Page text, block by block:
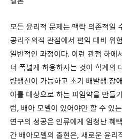
모든 윤리적 문제는 맥락 의존적일
공리주의적 관점에서 편익 대비 위
일반적인 과정이다. 이런 관점 하에
더 폭넓게 허용하자는 것이 학계의
량생산이 가능하고 초기 배발생 장
아를 대상으로 하는 피임약을 만들
럼, 배아 모델이 있어야만 할 수 있
연구의 성공은 인류에게 엄청난 혜
간 배아모델의 출현은, 새로운 윤리